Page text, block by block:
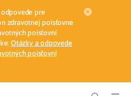
pre
zdravotnej poisťovne
poisťovní
Otázky a odpovede
poisťovní